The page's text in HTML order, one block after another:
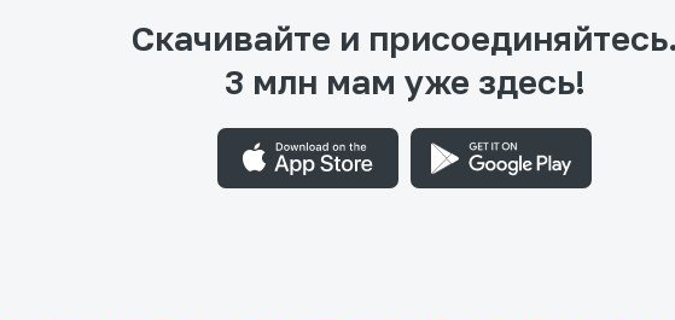
Скачивайте и присоединяйтесь.
3 млн мам уже здесь!